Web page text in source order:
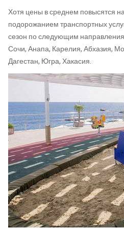
Хотя цены в среднем повысятся
подорожанием транспортных
сезон по следующим
Сочи, Анапа, Карелия, Абхазия,
Дагестан, Югра, Хакасия.